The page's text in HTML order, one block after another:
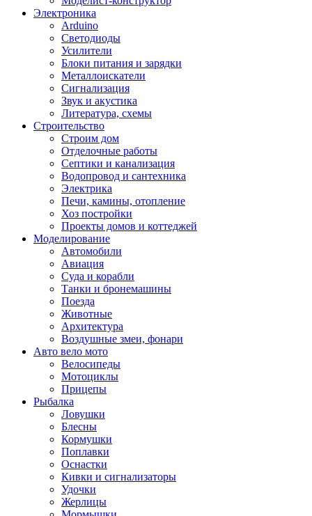
Электроника
Arduino
Светодиоды
Усилители
Блоки питания и зарядки
Металлоискатели
Сигнализация
Звук и акустика
Литература, схемы
Строительство
Строим дом
Отделочные работы
Септики и канализация
Водопровод и сантехника
Электрика
Печи, камины, отопление
Хоз постройки
Проекты домов и коттеджей
Моделирование
Автомобили
Авиация
Суда и корабли
Танки и бронемашины
Поезда
Животные
Архитектура
Воздушные змеи, фонари
Авто вело мото
Велосипеды
Мотоциклы
Прицепы
Рыбалка
Ловушки
Блесны
Кормушки
Поплавки
Оснастки
Кивки и сигнализаторы
Удочки
Жерлицы